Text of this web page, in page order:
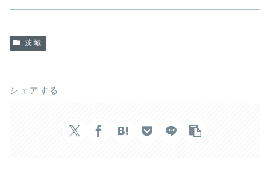
茨城
シェアする